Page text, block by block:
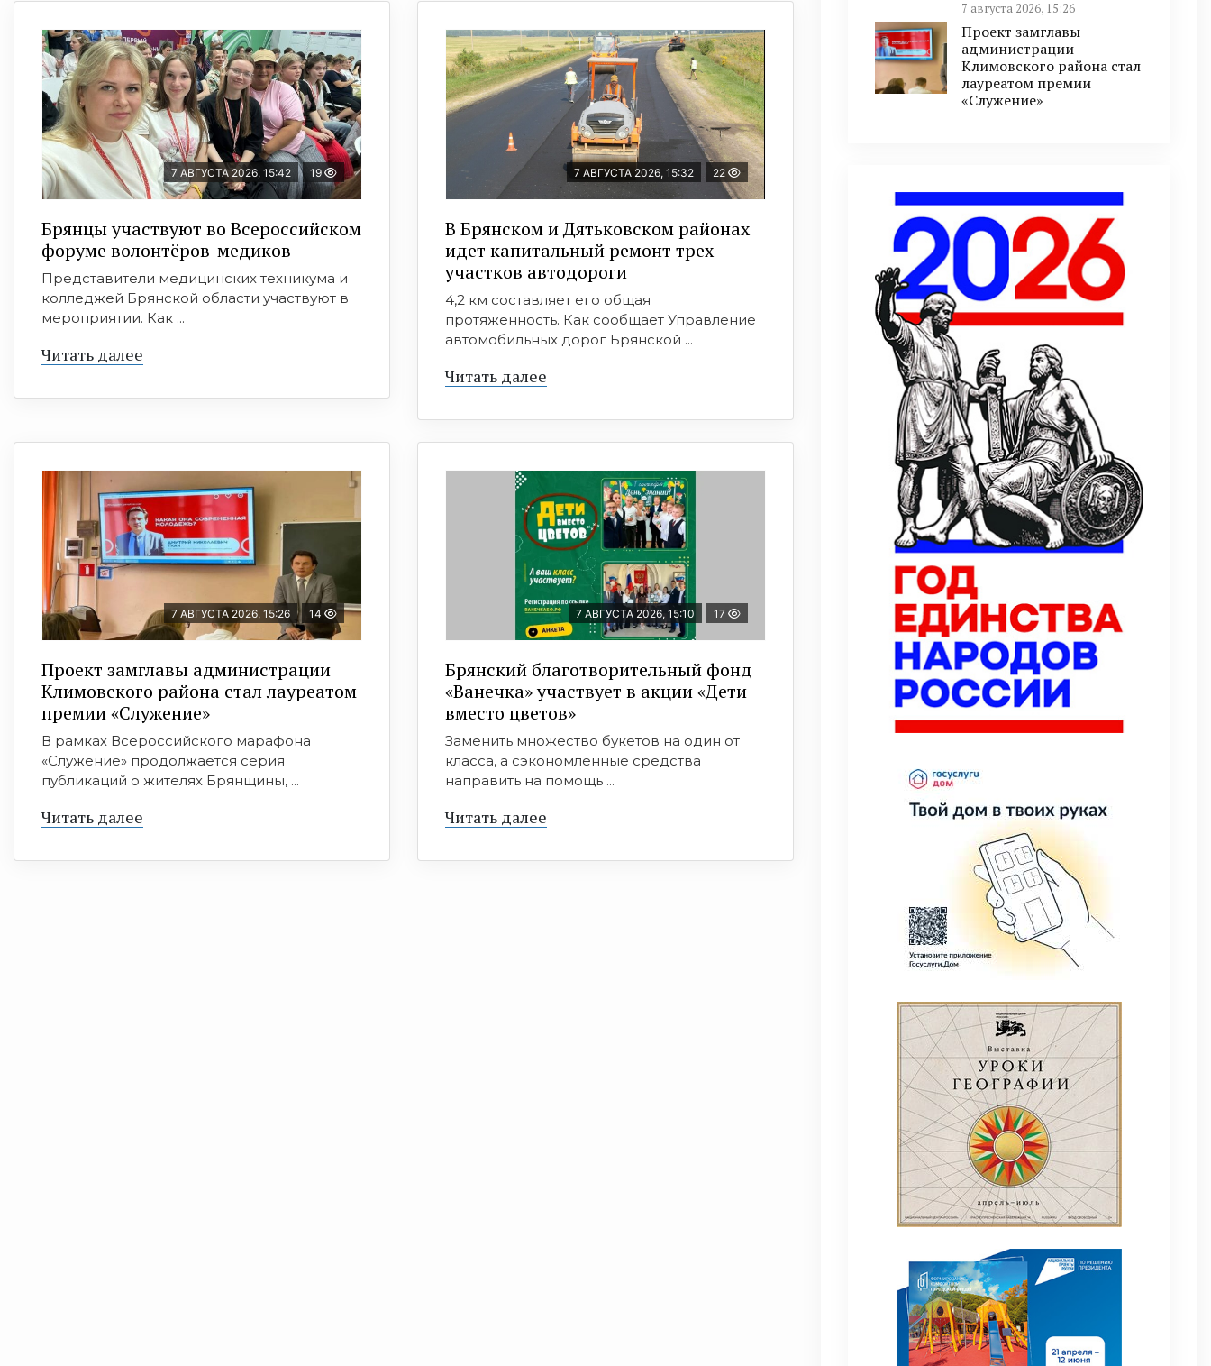
7 АВГУСТА 2026, 15:42 19
Брянцы участвуют во Всероссийском
форуме волонтёров-медиков
Представители медицинских техникума и
колледжей Брянской области участвуют в
мероприятии. Как ...
Читать далее
7 АВГУСТА 2026, 15:32 22
В Брянском и Дятьковском районах
идет капитальный ремонт трех
участков автодороги
4,2 км составляет его общая
протяженность. Как сообщает Управление
автомобильных дорог Брянской ...
Читать далее
7 АВГУСТА 2026, 15:26 14
Проект замглавы администрации
Климовского района стал лауреатом
премии «Служение»
В рамках Всероссийского марафона
«Служение» продолжается серия
публикаций о жителях Брянщины, ...
Читать далее
7 АВГУСТА 2026, 15:10 17
Брянский благотворительный фонд
«Ванечка» участвует в акции «Дети
вместо цветов»
Заменить множество букетов на один от
класса, а сэкономленные средства
направить на помощь ...
Читать далее
7 августа 2026, 15:26
Проект замглавы
администрации
Климовского района стал
лауреатом премии
«Служение»